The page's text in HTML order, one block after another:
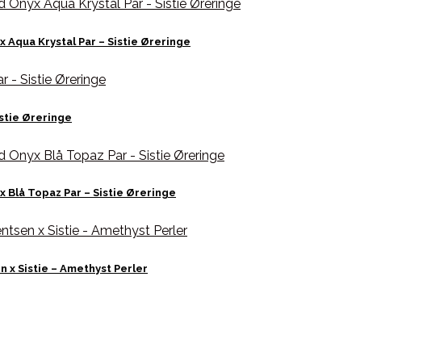
Aqua Krystal Par – Sistie Øreringe
Øreringe
Blå Topaz Par – Sistie Øreringe
x Sistie – Amethyst Perler